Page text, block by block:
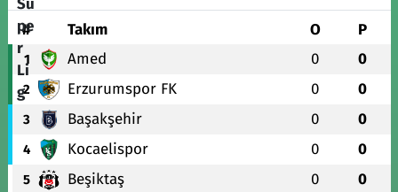
# Takım O P
1 Amed 0 0
2 Erzurumspor FK 0 0
3 Başakşehir 0 0
4 Kocaelispor 0 0
5 Beşiktaş 0 0